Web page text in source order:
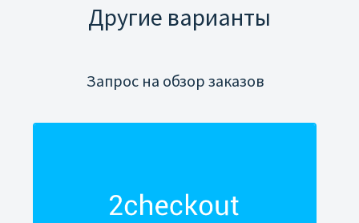
Другие варианты
Запрос на обзор заказов